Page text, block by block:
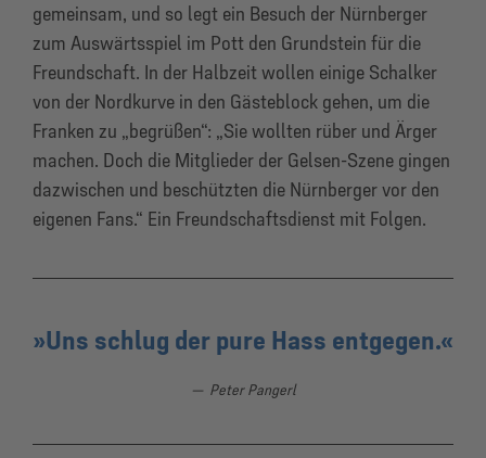
gemeinsam, und so legt ein Besuch der Nürnberger
zum Auswärtsspiel im Pott den Grundstein für die
Freundschaft. In der Halbzeit wollen einige Schalker
von der Nordkurve in den Gästeblock gehen, um die
Franken zu „begrüßen“: „Sie wollten rüber und Ärger
machen. Doch die Mitglieder der Gelsen-Szene gingen
dazwischen und beschützten die Nürnberger vor den
eigenen Fans.“ Ein Freundschaftsdienst mit Folgen.
Uns schlug der pure Hass entgegen.
Peter Pangerl